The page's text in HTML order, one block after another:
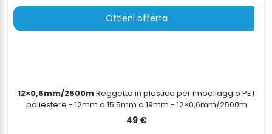
Ottieni offerta
12×0,6mm/2500mReggetta in plastica per imballaggio PET
poliestere - 12mm o 15.5mm o 19mm - 12×0,6mm/2500m
49 €